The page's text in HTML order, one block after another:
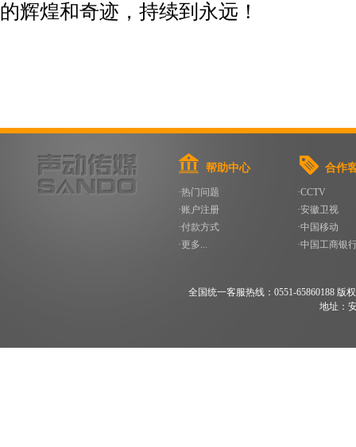
的辉煌和奇迹，持续到永远！
帮助中心
·热门问题
·账户注册
·付款方式
·更多...
合作
·CCTV
·安徽卫视
·中国移动
·中国工商银
全国统一客服热线：0551-65860188 版
地址：